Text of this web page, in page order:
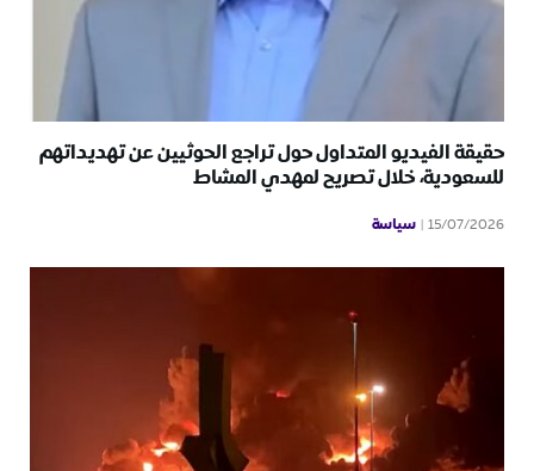
حقيقة الفيديو المتداول حول تراجع الحوثيين عن تهديداتهم
للسعودية، خلال تصريح لمهدي المشاط
15/07/2026 سياسة